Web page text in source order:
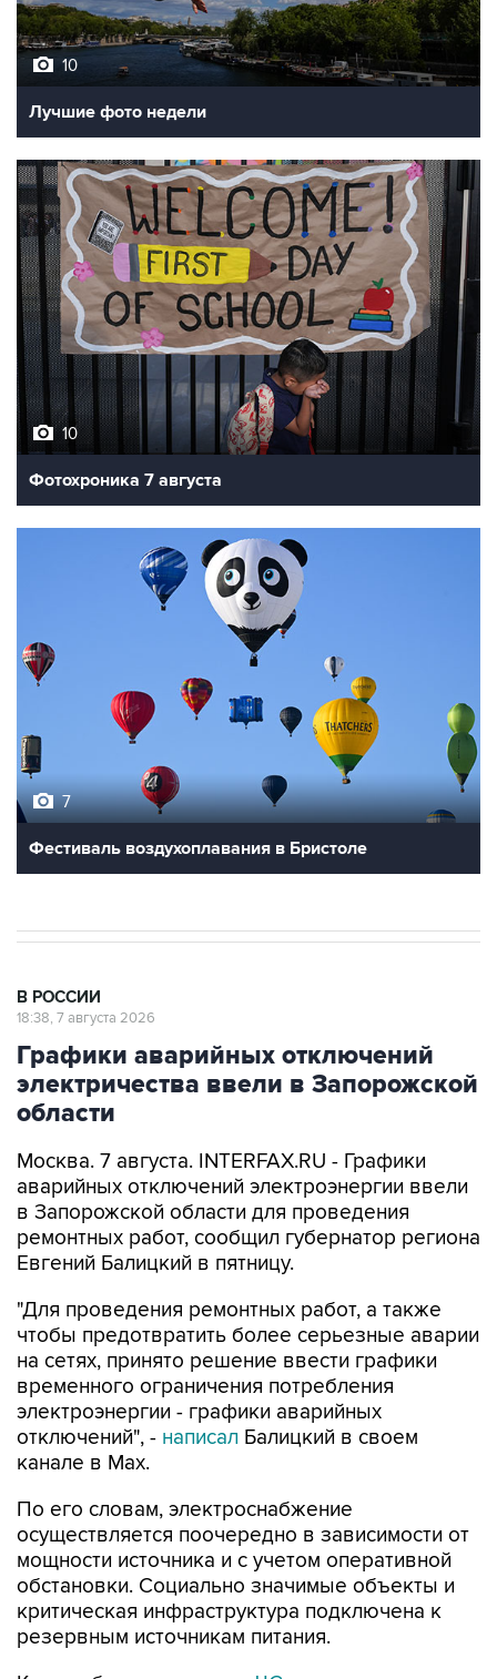
10
Лучшие фото недели
10
Фотохроника 7 августа
7
Фестиваль воздухоплавания в Бристоле
В РОССИИ
18:38, 7 августа 2026
Графики аварийных отключений
электричества ввели в Запорожской
области
Москва. 7 августа. INTERFAX.RU - Графики
аварийных отключений электроэнергии ввели
в Запорожской области для проведения
ремонтных работ, сообщил губернатор региона
Евгений Балицкий в пятницу.
"Для проведения ремонтных работ, а также
чтобы предотвратить более серьезные аварии
на сетях, принято решение ввести графики
временного ограничения потребления
электроэнергии - графики аварийных
отключений", - написал Балицкий в своем
канале в Max.
По его словам, электроснабжение
осуществляется поочередно в зависимости от
мощности источника и с учетом оперативной
обстановки. Социально значимые объекты и
критическая инфраструктура подключена к
резервным источникам питания.